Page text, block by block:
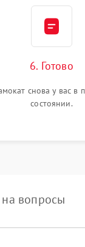
6. Готово
снова у вас в
состоянии.
на вопросы